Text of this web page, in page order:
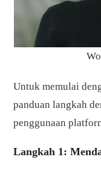
Untuk memulai
panduan langkah
penggunaan
Langkah 1: